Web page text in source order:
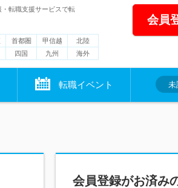
転職支援サービスで転
首都圏 甲信越
北陸
四国 九州 海外
会員
転職イベント 未
会員登録がお済み